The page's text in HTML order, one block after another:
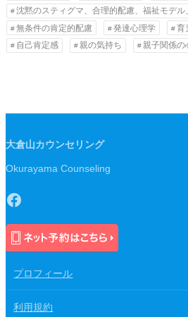
沈黙のスティグマ、合理的配慮、福祉モデル
無条件の肯定的配慮
発達心理学 育
自己肯定感
親の気持ち 親子関係の
大倉山カウンセリング
Okurayama Counseling
Facebook
プロフィール
利用規約